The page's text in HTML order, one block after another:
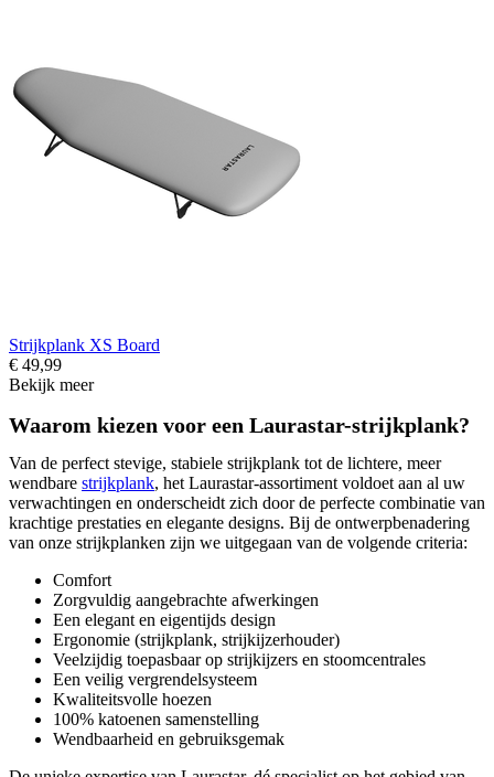
Strijkplank XS Board
€ 49,99
Bekijk meer
Waarom kiezen voor een Laurastar-strijkplank?
Van de perfect stevige, stabiele strijkplank tot de lichtere, meer
wendbare strijkplank, het Laurastar-assortiment voldoet aan al uw
verwachtingen en onderscheidt zich door de perfecte combinatie van
krachtige prestaties en elegante designs. Bij de ontwerpbenadering
van onze strijkplanken zijn we uitgegaan van de volgende criteria:
Comfort
Zorgvuldig aangebrachte afwerkingen
Een elegant en eigentijds design
Ergonomie (strijkplank, strijkijzerhouder)
Veelzijdig toepasbaar op strijkijzers en stoomcentrales
Een veilig vergrendelsysteem
Kwaliteitsvolle hoezen
100% katoenen samenstelling
Wendbaarheid en gebruiksgemak